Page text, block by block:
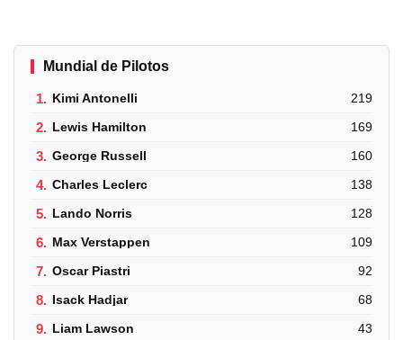
Mundial de Pilotos
1. Kimi Antonelli 219
2. Lewis Hamilton 169
3. George Russell 160
4. Charles Leclerc 138
5. Lando Norris 128
6. Max Verstappen 109
7. Oscar Piastri 92
8. Isack Hadjar 68
9. Liam Lawson 43